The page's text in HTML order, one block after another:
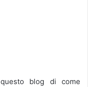
blog di come